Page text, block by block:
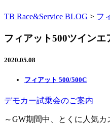
TB Race&Service BLOG > フ
フィアット500ツイン
2020.05.08
フィアット 500/500C
デモカー試乗会のご案内
～GW期間中、とくに人気